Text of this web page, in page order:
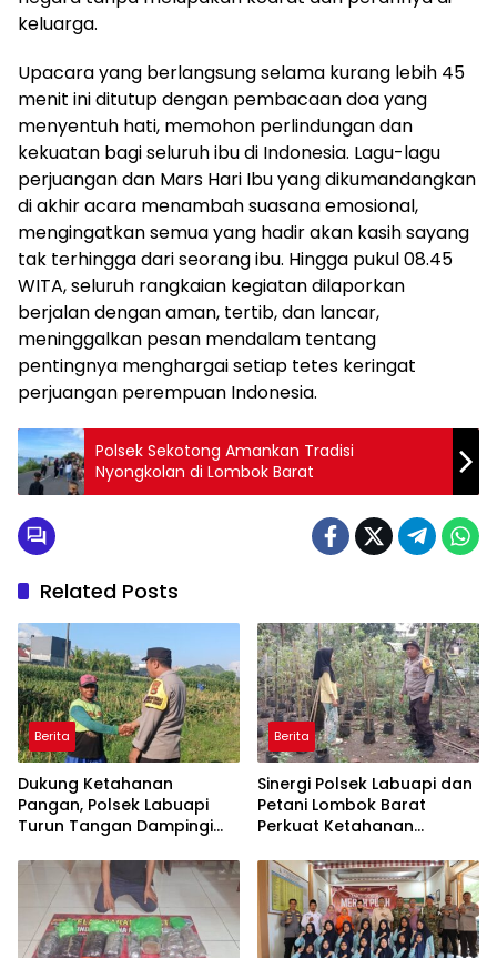
keluarga.
Upacara yang berlangsung selama kurang lebih 45
menit ini ditutup dengan pembacaan doa yang
menyentuh hati, memohon perlindungan dan
kekuatan bagi seluruh ibu di Indonesia. Lagu-lagu
perjuangan dan Mars Hari Ibu yang dikumandangkan
di akhir acara menambah suasana emosional,
mengingatkan semua yang hadir akan kasih sayang
tak terhingga dari seorang ibu. Hingga pukul 08.45
WITA, seluruh rangkaian kegiatan dilaporkan
berjalan dengan aman, tertib, dan lancar,
meninggalkan pesan mendalam tentang
pentingnya menghargai setiap tetes keringat
perjuangan perempuan Indonesia.
Polsek Sekotong Amankan Tradisi
Nyongkolan di Lombok Barat
Related Posts
Berita
Dukung Ketahanan
Pangan, Polsek Labuapi
Turun Tangan Dampingi
Bongkot
Berita
Sinergi Polsek Labuapi dan
Petani Lombok Barat
Perkuat Ketahanan